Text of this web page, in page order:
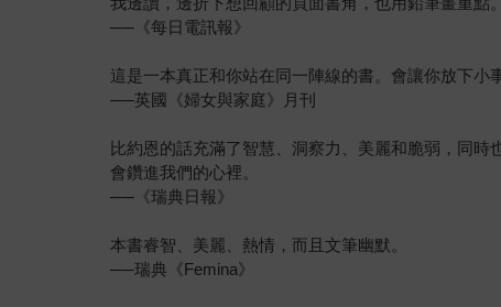
──《每日電訊報》
這是一本真正和你站在同一陣線的書。會讓你放下小
──英國《婦女與家庭》月刊
比約恩的話充滿了智慧、洞察力、美麗和脆弱，同
會鑽進我們的心裡。
──《瑞典日報》
本書睿智、美麗、熱情，而且文筆幽默。
──瑞典《Femina》